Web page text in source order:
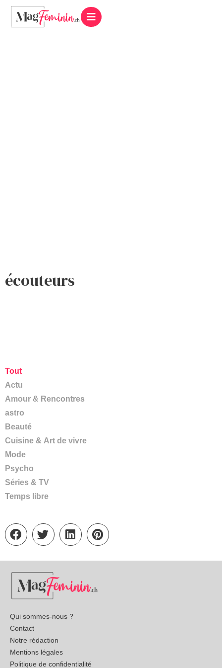
écouteurs
Actu
Amour & Rencontres
astro
Beauté
Cuisine & Art de vivre
Mode
Psycho
Séries & TV
Temps libre
Tout
Qui sommes-nous ?
Contact
Notre rédaction
Mentions légales
Politique de confidentialité